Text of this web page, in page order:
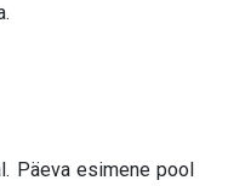
Päeva esimene pool